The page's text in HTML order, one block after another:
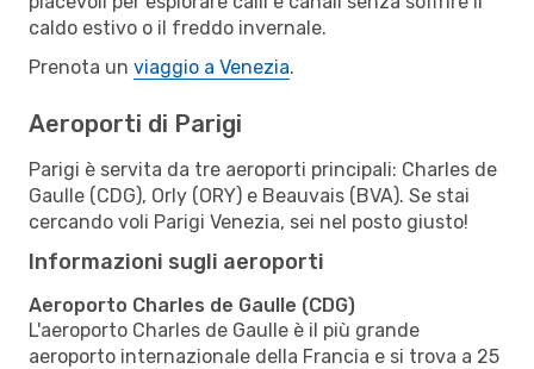
caldo estivo o il freddo invernale.
Prenota un viaggio a Venezia.
Aeroporti di Parigi
Parigi è servita da tre aeroporti principali: Charles de
Gaulle (CDG), Orly (ORY) e Beauvais (BVA). Se stai
cercando voli Parigi Venezia, sei nel posto giusto!
Informazioni sugli aeroporti
Aeroporto Charles de Gaulle (CDG)
L'aeroporto Charles de Gaulle è il più grande
aeroporto internazionale della Francia e si trova a 25